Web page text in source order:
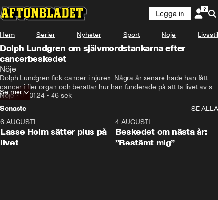
Logga in
Hem Serier Nyheter Sport Nöje Livsstil
Dolph Lundgren om självmordstankarna efter
cancerbeskedet
Nöje
Dolph Lundgren fick cancer i njuren. Några år senare hade han fått
cancer i fler organ och berättar hur han funderade på att ta livet av sig
efter beskedet. Från TV4:s gala ”Sjung tillsammans mot cancer”.
Nöje•08.01.24 • 46 sek
Se mer
Senaste
SE ALLA
6 AUGUSTI
Lasse Holm sätter plus på
livet
4 AUGUSTI
Beskedet om nästa år:
”Bestämt mig”